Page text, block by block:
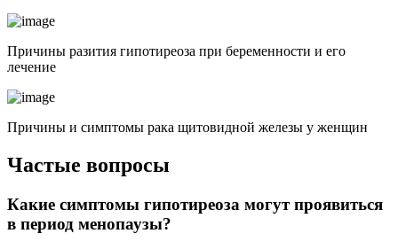
Причины разития гипотиреоза при беременности и его
лечение
Причины и симптомы рака щитовидной железы у женщин
Частые вопросы
Какие симптомы гипотиреоза могут проявиться
в период менопаузы?